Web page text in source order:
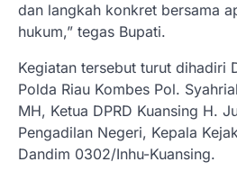
dan langkah konkret bersama
hukum,” tegas Bupati.
Kegiatan tersebut turut dihadiri
Polda Riau Kombes Pol.
MH, Ketua DPRD Kuansing H.
Pengadilan Negeri, Kepala
Dandim 0302/Inhu-Kuansing.